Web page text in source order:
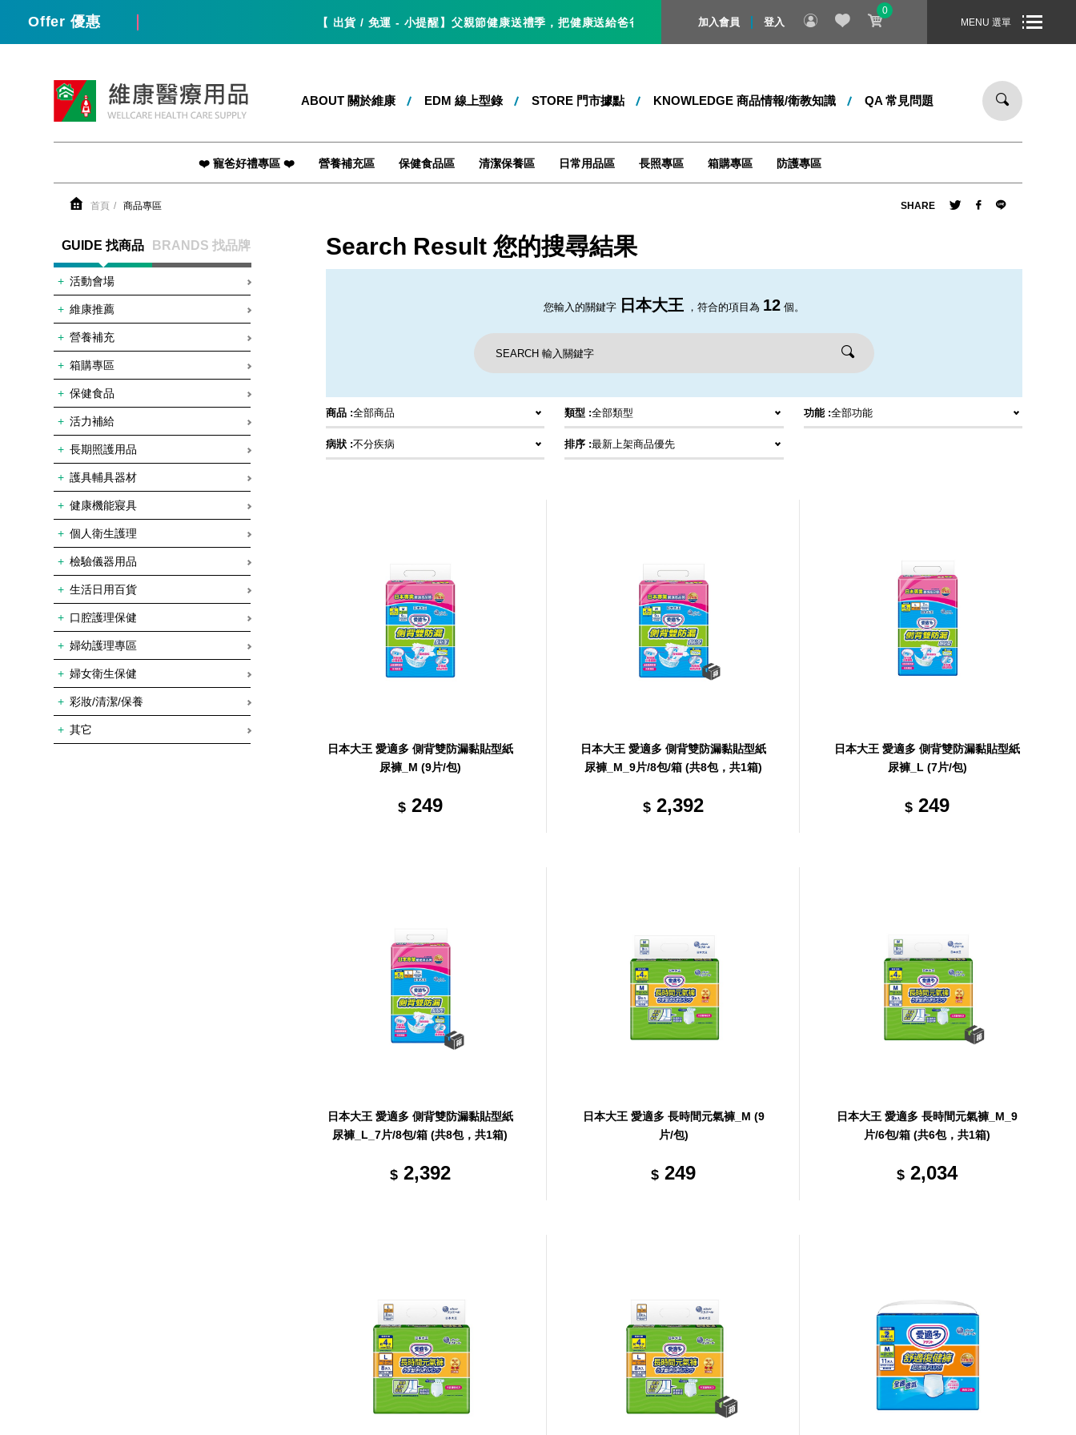
Offer 優惠 【 出貨 / 免運 - 小提醒】父親節健康送禮季，把健康送給爸爸，就是最好的父親節禮物！即日起 ～ 8/31 止，全站消費滿 1000 元，即享免運宅配到
加入會員 登入
0
MENU 選單
ABOUT 關於維康
EDM 線上型錄 STORE 門市據點 KNOWLEDGE 商品情報/衛教知識 QA 常見問題
❤️ 寵爸好禮專區 ❤️ 營養補充區 保健食品區 清潔保養區 日常用品區 長照專區 箱購專區 防護專區
首頁 商品專區 SHARE
GUIDE 找商品 BRANDS 找品牌
活動會場
維康推薦
營養補充
箱購專區
保健食品
活力補給
長期照護用品
護具輔具器材
健康機能寢具
個人衛生護理
檢驗儀器用品
生活日用百貨
口腔護理保健
婦幼護理專區
婦女衛生保健
彩妝/清潔/保養
其它
Search Result 您的搜尋結果
您輸入的關鍵字 日本大王 ， 符合的項目為 12 個。
商品 :全部商品 類型 :全部類型 功能 :全部功能
病狀 :不分疾病 排序 :最新上架商品優先
日本大王 愛適多 側背雙防漏黏貼型紙
尿褲_M (9片/包)
$249
日本大王 愛適多 側背雙防漏黏貼型紙
尿褲_M_9片/8包/箱 (共8包，共1箱)
$ 2,392
日本大王 愛適多 側背雙防漏黏貼型紙
尿褲_L (7片/包)
$ 249
日本大王 愛適多 側背雙防漏黏貼型紙
尿褲_L_7片/8包/箱 (共8包，共1箱)
$2,392
日本大王 愛適多 長時間元氣褲_M (9
片/包)
$ 249
日本大王 愛適多 長時間元氣褲_M_9
片/6包/箱 (共6包，共1箱)
$ 2,034